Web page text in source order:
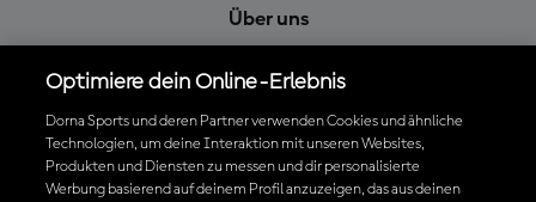
Über uns
Cookie-Richtlinien
Geschäftsbedingungen
Datenschutzrichtlinien
Kaufrichtlinie
Optimiere dein Online-Erlebnis
Dorna Sports und deren Partner verwenden Cookies und ähnliche
Technologien, um deine Interaktion mit unseren Websites,
Produkten und Diensten zu messen und dir personalisierte
Werbung basierend auf deinem Profil anzuzeigen, das aus deinen